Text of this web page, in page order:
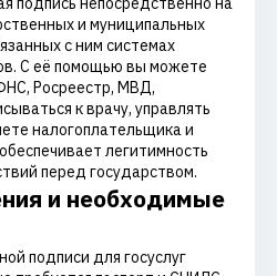
и муниципальных
с ним системах
С её помощью вы можете
Росреестр, МВД,
к врачу, управлять
налогоплательщика и
легитимность
перед государством.
и необходимые
подписи для госуслуг